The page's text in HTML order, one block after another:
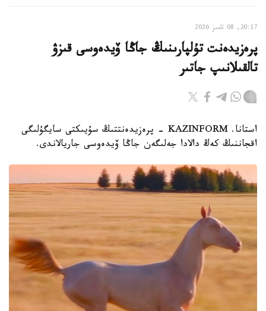
20:17, 08 تامىز 2026
پرەزيدەنت تۇلپارىنىڭ جاڭا ۆيدەوسى قىزۋ
تالقىلانىپ جاتىر
استانا. KAZINFORM - پرەزيدەنتتىڭ سۇيىكتى سايگۇلىگى
اقجاننىڭ كەڭ دالادا جەلىگەن جاڭا ۆيدەوسى جاريالاندى.